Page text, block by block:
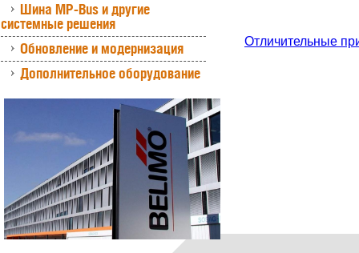
Шина MP-Bus и другие
системные решения
Обновление и модернизация
Дополнительное оборудование
Отличительные